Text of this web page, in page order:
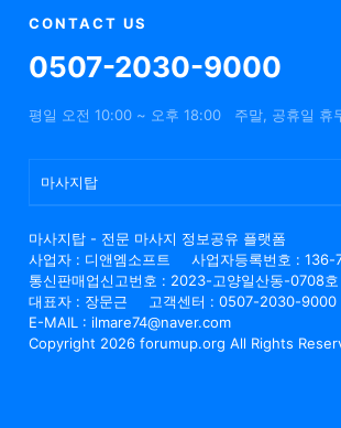
CONTACT US
0507-2030-9000
평일 오전 10:00 ~ 오후 18:00 주말, 공휴일 휴
마사지탑
마사지탑 - 전문 마사지 정보공유 플랫폼
사업자 : 디앤엠소프트
사업자등록번호 :
통신판매업신고번호 : 2023-고양일산동-0708호
대표자 : 장문근
고객센터 : 0507-2030-9000
E-MAIL : ilmare74@naver.com
Copyright 2026 forumup.org All Rights